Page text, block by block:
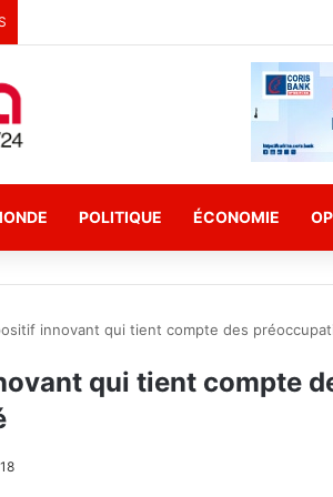
POLITIQUE ÉCONOMIE
innovant qui tient compte des
qui tient compte